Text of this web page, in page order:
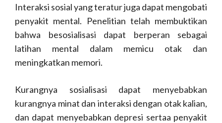
Interaksi sosial yang teratur juga dapat mengobati
penyakit mental. Penelitian telah membuktikan
bahwa besosialisasi dapat berperan sebagai
latihan mental dalam memicu otak dan
meningkatkan memori.
Kurangnya sosialisasi dapat menyebabkan
kurangnya minat dan interaksi dengan otak kalian,
dan dapat menyebabkan depresi sertaa penyakit